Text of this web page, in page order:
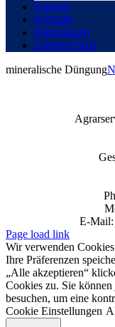
Partner
Kontakt
Impressum
Datenschutz
mineralische Düngung
E-Mail:
Page load link
Wir verwenden
Ihre Präferenzen
„Alle akzeptieren“
Cookies zu. Sie
besuchen, um eine
Cookie Einstellungen